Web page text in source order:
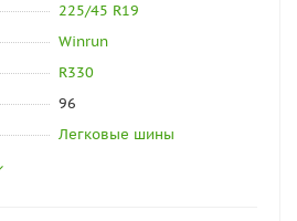
225/45 R19
Winrun
R330
96
Легковые шины